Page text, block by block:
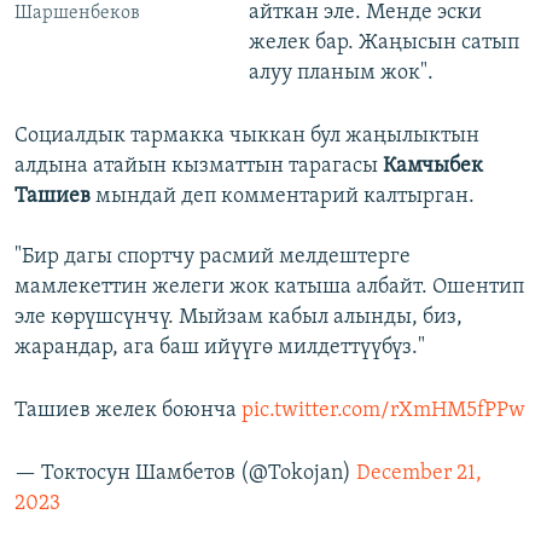
Шаршенбеков
айткан эле. Менде эски
желек бар. Жаңысын сатып
алуу планым жок".
Социалдык тармакка чыккан бул жаңылыктын
алдына атайын кызматтын тарагасы Камчыбек
Ташиев мындай деп комментарий калтырган.
"Бир дагы спортчу расмий мелдештерге
мамлекеттин желеги жок катыша албайт. Ошентип
эле көрүшсүнчү. Мыйзам кабыл алынды, биз,
жарандар, ага баш ийүүгө милдеттүүбүз."
Ташиев желек боюнча pic.twitter.com/rXmHM5fPPw
— Токтосун Шамбетов (@Tokojan) December 21,
2023